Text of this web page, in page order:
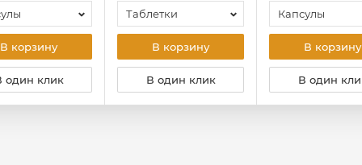
В корзину
один клик
Таблетки
В корзину
В один клик
Капсулы
В корзину
В один